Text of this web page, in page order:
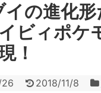
イの進化
ビィポケ
！
2018/11/8